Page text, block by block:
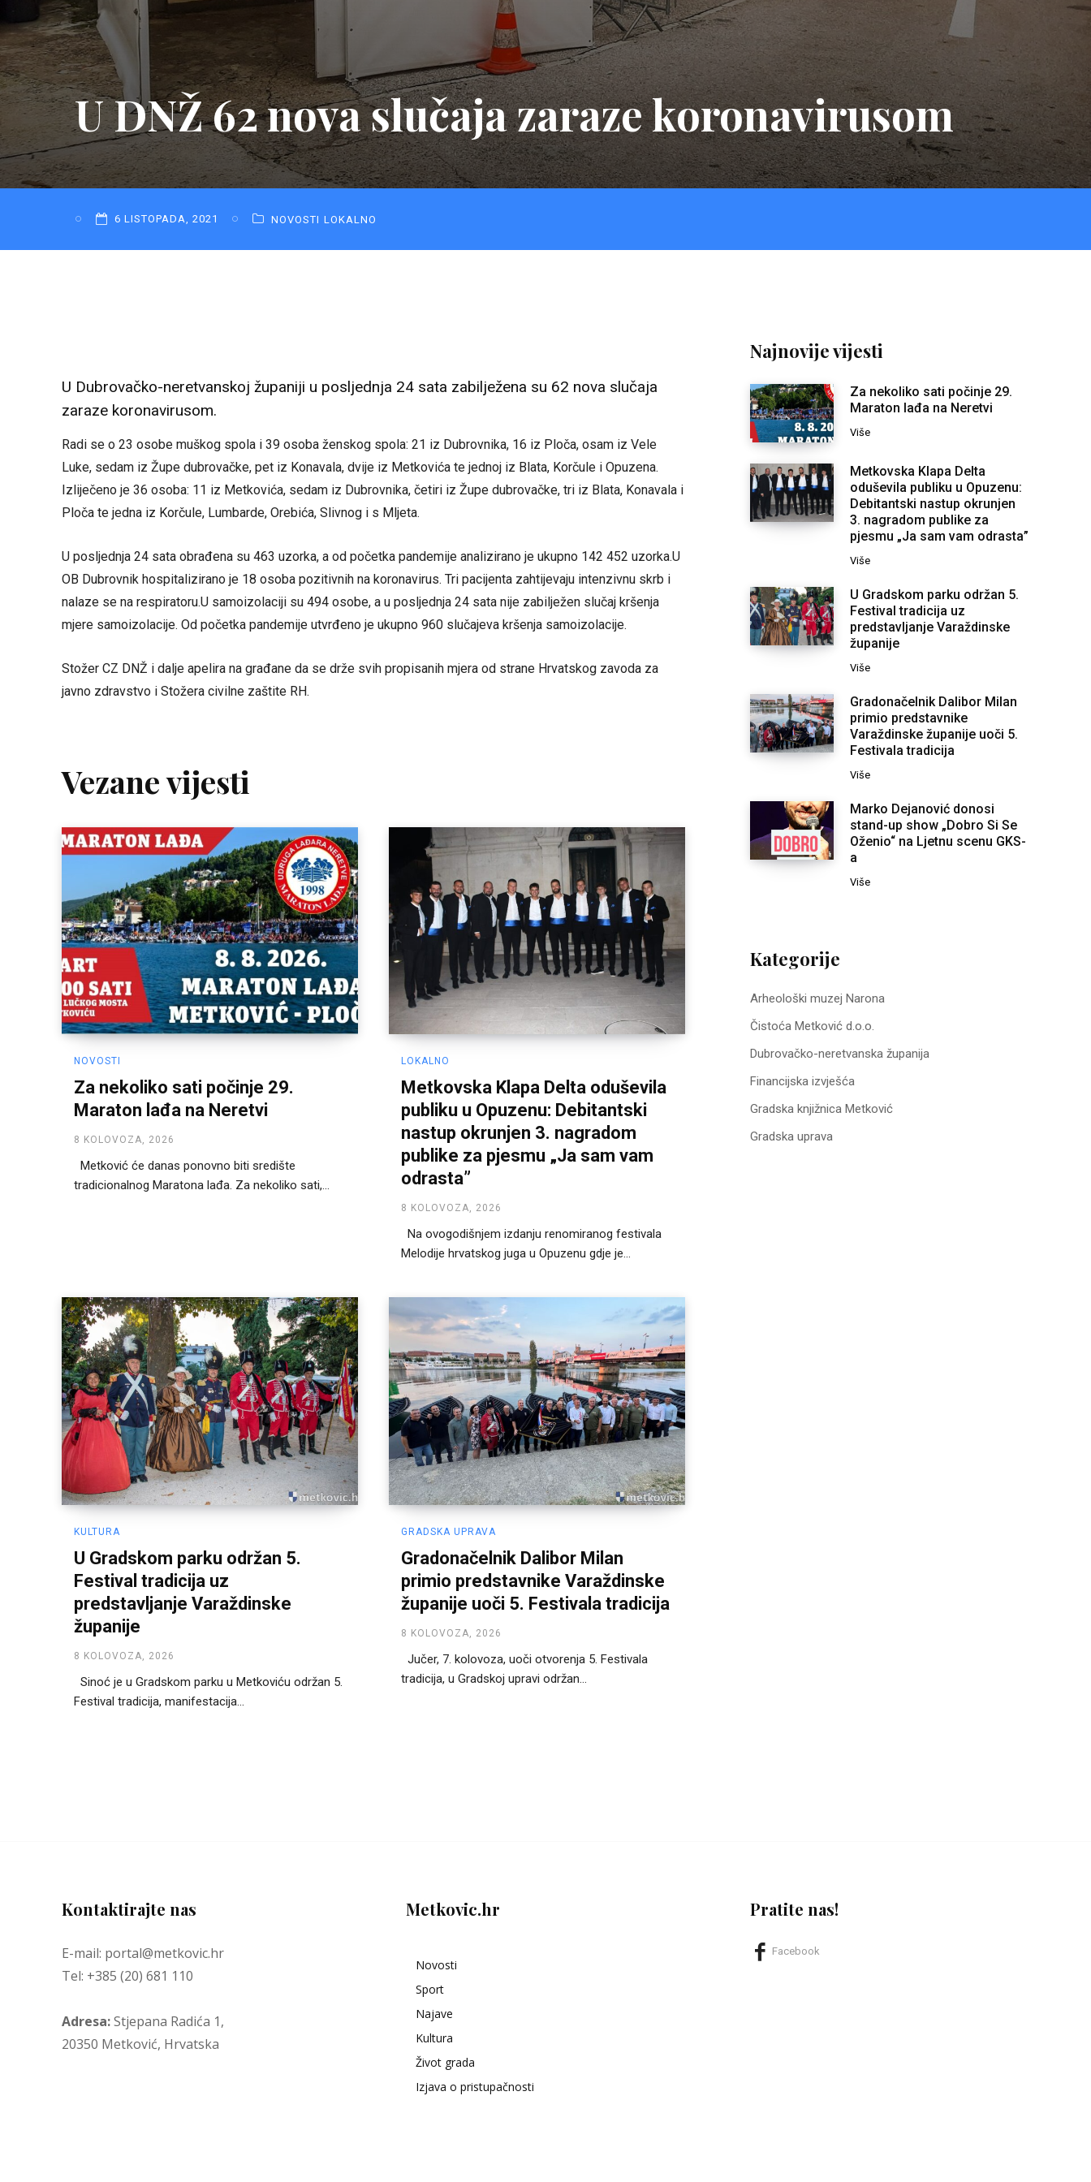
U DNŽ 62 nova slučaja zaraze koronavirusom
6 LISTOPADA, 2021 NOVOSTI LOKALNO
U Dubrovačko-neretvanskoj županiji u posljednja 24 sata zabilježena su 62 nova slučaja
zaraze koronavirusom.
Radi se o 23 osobe muškog spola i 39 osoba ženskog spola: 21 iz Dubrovnika, 16 iz Ploča, osam iz Vele
Luke, sedam iz Župe dubrovačke, pet iz Konavala, dvije iz Metkovića te jednoj iz Blata, Korčule i Opuzena.
Izliječeno je 36 osoba: 11 iz Metkovića, sedam iz Dubrovnika, četiri iz Župe dubrovačke, tri iz Blata, Konavala i
Ploča te jedna iz Korčule, Lumbarde, Orebića, Slivnog i s Mljeta.
U posljednja 24 sata obrađena su 463 uzorka, a od početka pandemije analizirano je ukupno 142 452 uzorka.U
OB Dubrovnik hospitalizirano je 18 osoba pozitivnih na koronavirus. Tri pacijenta zahtijevaju intenzivnu skrb i
nalaze se na respiratoru.U samoizolaciji su 494 osobe, a u posljednja 24 sata nije zabilježen slučaj kršenja
mjere samoizolacije. Od početka pandemije utvrđeno je ukupno 960 slučajeva kršenja samoizolacije.
Stožer CZ DNŽ i dalje apelira na građane da se drže svih propisanih mjera od strane Hrvatskog zavoda za
javno zdravstvo i Stožera civilne zaštite RH.
Vezane vijesti
NOVOSTI
Za nekoliko sati počinje 29.
Maraton lađa na Neretvi
8 KOLOVOZA, 2026
Metković će danas ponovno biti središte
tradicionalnog Maratona lađa. Za nekoliko sati,...
LOKALNO
Metkovska Klapa Delta oduševila
publiku u Opuzenu: Debitantski
nastup okrunjen 3. nagradom
publike za pjesmu „Ja sam vam
odrasta”
8 KOLOVOZA, 2026
Melodije hrvatskog juga u Opuzenu gdje je...
KULTURA
U Gradskom parku održan 5.
Festival tradicija uz
predstavljanje Varaždinske
županije
8 KOLOVOZA, 2026
Sinoć je u Gradskom parku u Metkoviću održan 5.
Festival tradicija, manifestacija...
GRADSKA UPRAVA
Gradonačelnik Dalibor Milan
primio predstavnike Varaždinske
županije uoči 5. Festivala tradicija
8 KOLOVOZA, 2026
Jučer, 7. kolovoza, uoči otvorenja 5. Festivala
tradicija, u Gradskoj upravi održan...
Najnovije vijesti
Za nekoliko sati počinje 29.
Maraton lađa na Neretvi
Više
Metkovska Klapa Delta
oduševila publiku u Opuzenu:
Debitantski nastup okrunjen
3. nagradom publike za
pjesmu „Ja sam vam odrasta”
Više
U Gradskom parku održan 5.
Festival tradicija uz
predstavljanje Varaždinske
županije
Više
Gradonačelnik Dalibor Milan
primio predstavnike
Varaždinske županije uoči 5.
Festivala tradicija
Više
Marko Dejanović donosi
stand-up show „Dobro Si Se
Oženio“ na Ljetnu scenu GKS-
a
Više
Kategorije
Arheološki muzej Narona
Čistoća Metković d.o.o.
Dubrovačko-neretvanska županija
Financijska izvješća
Gradska knjižnica Metković
Gradska uprava
Kontaktirajte nas
E-mail: portal@metkovic.hr
Tel: +385 (20) 681 110
Adresa:Stjepana Radića 1,
20350 Metković, Hrvatska
Metkovic.hr
Novosti
Sport
Najave
Kultura
Život grada
Izjava o pristupačnosti
Pratite nas!
Facebook